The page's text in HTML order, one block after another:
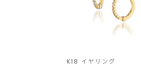
K18 イヤリング